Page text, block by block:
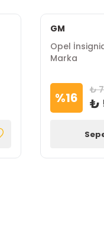
GM
Opel
Marka
%16 ₺
₺